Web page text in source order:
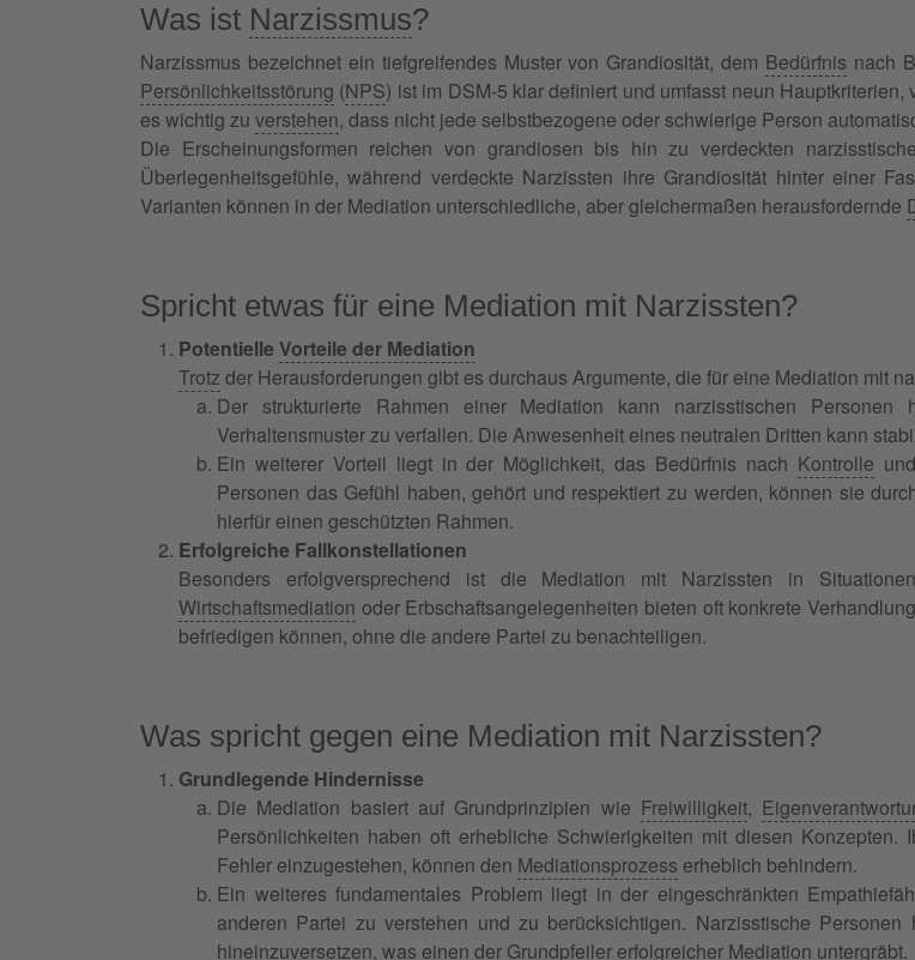
Was ist Narzissmus?
Narzissmus bezeichnet ein tiefgreifendes Muster von Grandiosität, dem Bedürfnis nach
Persönlichkeitsstörung (NPS) ist im DSM-5 klar definiert und umfasst neun
es wichtig zu verstehen, dass nicht jede selbstbezogene oder schwierige Person
Die Erscheinungsformen reichen von grandiosen bis hin zu verdeckten
Überlegenheitsgefühle, während verdeckte Narzissten ihre Grandiosität hinter einer
Varianten können in der Mediation unterschiedliche, aber gleichermaßen herausfordernde
Spricht etwas für eine Mediation mit Narzissten?
Potentielle Vorteile der Mediation
Trotz der Herausforderungen gibt es durchaus Argumente, die für eine Mediation mit
Der strukturierte Rahmen einer Mediation kann narzisstischen
Verhaltensmuster zu verfallen. Die Anwesenheit eines neutralen Dritten kann
Ein weiterer Vorteil liegt in der Möglichkeit, das Bedürfnis nach Kontrolle
Personen das Gefühl haben, gehört und respektiert zu werden, können sie
hierfür einen geschützten Rahmen.
Erfolgreiche Fallkonstellationen
Besonders erfolgversprechend ist die Mediation mit Narzissten in
Wirtschaftsmediation oder Erbschaftsangelegenheiten bieten oft konkrete
befriedigen können, ohne die andere Partei zu benachteiligen.
Was spricht gegen eine Mediation mit Narzissten?
Grundlegende Hindernisse
Die Mediation basiert auf Grundprinzipien wie Freiwilligkeit,
Persönlichkeiten haben oft erhebliche Schwierigkeiten mit diesen
Fehler einzugestehen, können den Mediationsprozess erheblich behindern.
Ein weiteres fundamentales Problem liegt in der eingeschränkten
anderen Partei zu verstehen und zu berücksichtigen. Narzisstische
hineinzuversetzen, was einen der Grundpfeiler erfolgreicher Mediation untergräbt.